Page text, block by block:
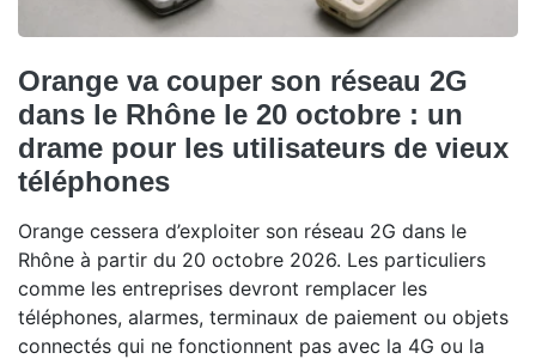
Orange va couper son réseau 2G
dans le Rhône le 20 octobre : un
drame pour les utilisateurs de vieux
téléphones
Orange cessera d’exploiter son réseau 2G dans le
Rhône à partir du 20 octobre 2026. Les particuliers
comme les entreprises devront remplacer les
téléphones, alarmes, terminaux de paiement ou objets
connectés qui ne fonctionnent pas avec la 4G ou la